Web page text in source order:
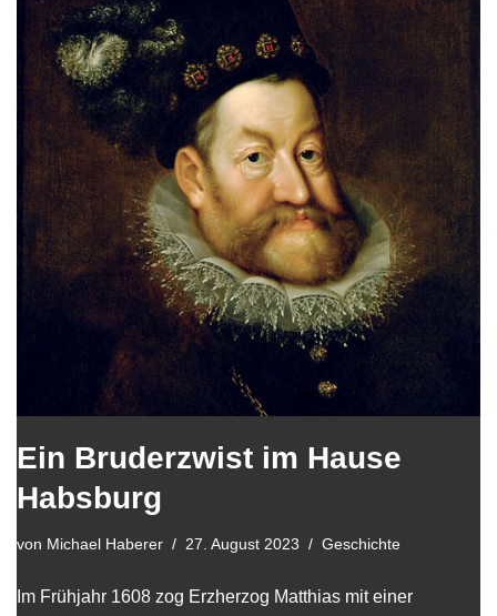
Ein Bruderzwist im Hause
Habsburg
von Michael Haberer 27. August 2023 Geschichte
Im Frühjahr 1608 zog Erzherzog Matthias mit einer